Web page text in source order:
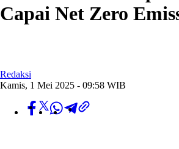
Capai Net Zero
Redaksi
Kamis, 1 Mei 2025 - 09:58 WIB